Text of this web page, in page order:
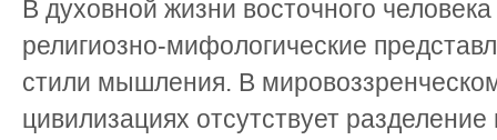
В духовной жизни восточного
религиозно-мифологические
стили мышления. В
цивилизациях отсутствует